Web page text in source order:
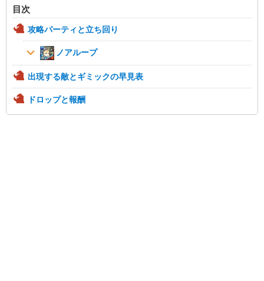
目次
攻略パーティと立ち回り
ノアループ
出現する敵とギミックの早見表
ドロップと報酬